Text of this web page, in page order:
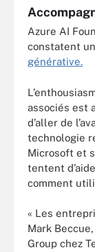
Azure AI
constatent
générative.
associés est
d’aller de
technologie
Microsoft et
tentent
comment
« Les
Mark
Group chez